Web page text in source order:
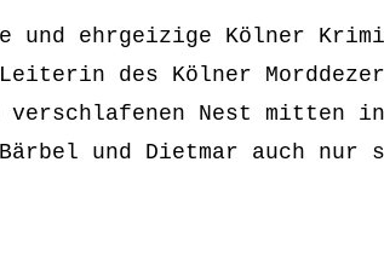
ehrgeizige Kölner
des Kölner
verschlafenen Nest
und Dietmar auch nur